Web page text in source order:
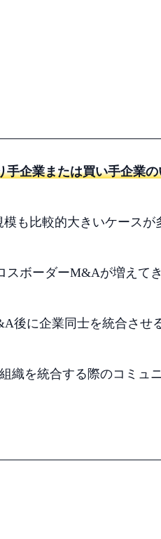
企業または買い手企業の
も比較的大きいケースが
スボーダーM&Aが増えて
後に企業同士を統合させ
織を統合する際のコミュ